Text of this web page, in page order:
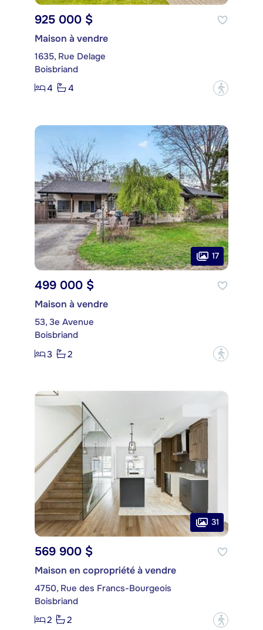
925 000 $
Maison à vendre
1635, Rue Delage
Boisbriand
4
4 ?
17
499 000 $
Maison à vendre
53, 3e Avenue
Boisbriand
3
2 ?
31
569 900 $
Maison en copropriété à vendre
4750, Rue des Francs-Bourgeois
Boisbriand
2
2 ?